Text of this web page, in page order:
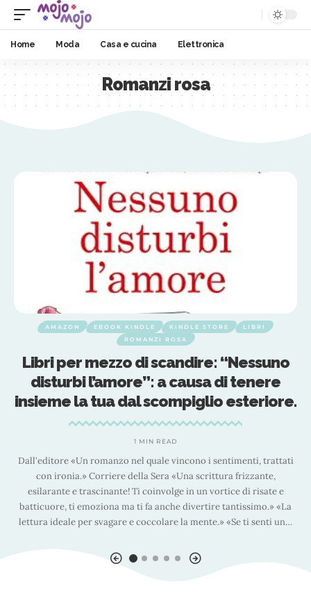
Home Moda Casa e cucina Elettronica
Romanzi rosa
AMAZON EBOOK KINDLE KINDLE STORE
LIBRI
ROMANZI ROSA
Libri per mezzo di scandire: “Nessuno
disturbi l’amore”: a causa di tenere
insieme la tua dal scompiglio esteriore.
1 MIN READ
Dall'editore «Un romanzo nel quale vincono i sentimenti, trattati
con ironia.» Corriere della Sera «Una scrittura frizzante,
esilarante e trascinante! Ti coinvolge in un vortice di risate e
batticuore, ti emoziona ma ti fa anche divertire tantissimo.» «La
lettura ideale per svagare e coccolare la mente.» «Se ti senti un…